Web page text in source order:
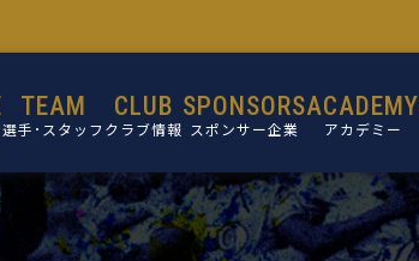
TEAM
選手･スタッフ
選手
CLUB
クラブ情報
設立目的
SPONSORS
スポンサー企業
スポンサー
ACADEMY
アカデミー